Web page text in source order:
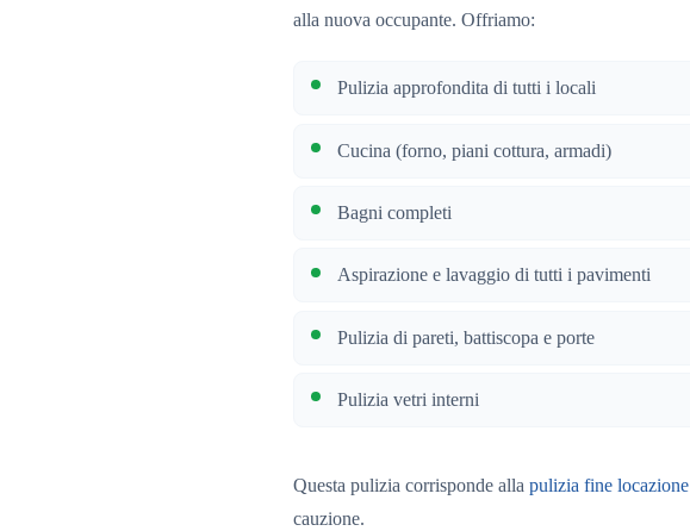
alla nuova occupante. Offriamo:
Pulizia approfondita di tutti i locali
Cucina (forno, piani cottura, armadi)
Bagni completi
Aspirazione e lavaggio di tutti i pavimenti
Pulizia di pareti, battiscopa e porte
Pulizia vetri interni
Questa pulizia corrisponde alla pulizia fine locazione
cauzione.